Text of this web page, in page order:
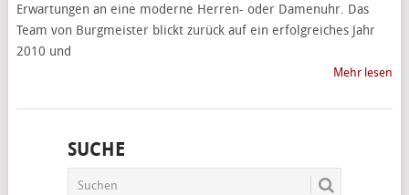
Erwartungen an eine moderne Herren- oder Damenuhr. Das
Team von Burgmeister blickt zurück auf ein erfolgreiches Jahr
2010 und
Mehr lesen
SUCHE